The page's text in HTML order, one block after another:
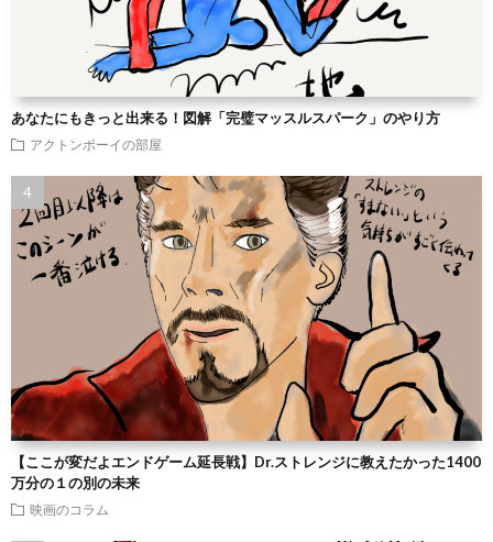
あなたにもきっと出来る！図解「完璧マッスルスパーク」のやり方
アクトンボーイの部屋
【ここが変だよエンドゲーム延長戦】Dr.ストレンジに教えたかった1400
万分の１の別の未来
映画のコラム